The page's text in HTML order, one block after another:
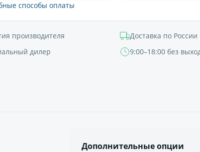
способы оплаты
производителя
Доставка по России
дилер
9:00–18:00 без
Дополнительные опции